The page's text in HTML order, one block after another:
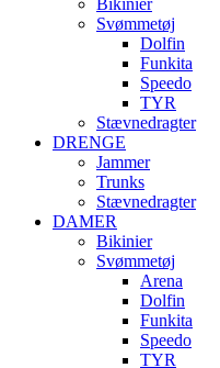
Svømmetøj
Dolfin
Funkita
Speedo
TYR
Stævnedragter
DRENGE
Jammer
Trunks
Stævnedragter
DAMER
Bikinier
Svømmetøj
Arena
Dolfin
Funkita
Speedo
TYR